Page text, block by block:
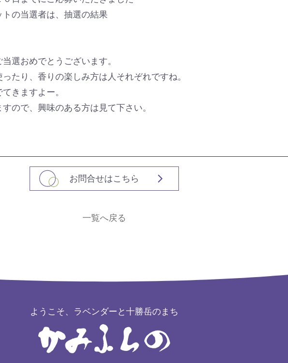
の当選者は、抽選の結果
選おめでとうございます。
たり、香りの楽しみ方は人それぞれですね。
きますよー。
ので、興味のある方は見て下さい。
お問合せはこちら
一覧へ戻る
ようこそ、ラベンダーと十勝岳のまち